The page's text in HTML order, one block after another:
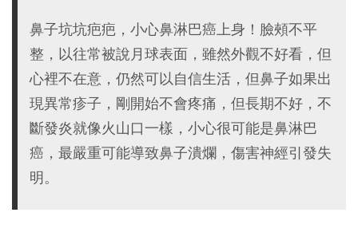
鼻子坑坑疤疤，小心鼻淋巴癌上身！臉頰不平
整，以往常被說月球表面，雖然外觀不好看，但
心裡不在意，仍然可以自信生活，但鼻子如果出
現異常疹子，剛開始不會疼痛，但長期不好，不
斷發炎就像火山口一樣，小心很可能是鼻淋巴
癌，最嚴重可能導致鼻子潰爛，傷害神經引發失
明。